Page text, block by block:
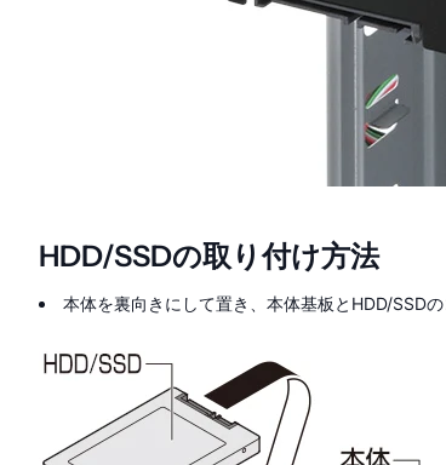
HDD/SSDの取り付け方法
本体を裏向きにして置き、本体基板とHDD/SSD